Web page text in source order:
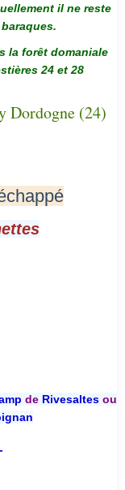
il ne reste
la forêt domaniale
24 et 28
deRivesaltesou